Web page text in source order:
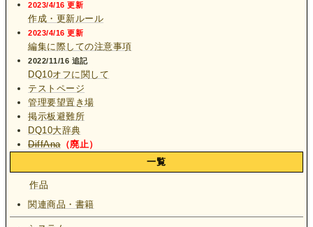
2023/4/16 更新
作成・更新ルール
2023/4/16 更新
編集に際しての注意事項
2022/11/16 追記
DQ10オフに関して
テストページ
管理要望置き場
掲示板避難所
DQ10大辞典
DiffAna（廃止）
一覧
作品
関連商品・書籍